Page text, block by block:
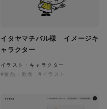
イタヤマチバル様 イメージキ
ャラクター
イラスト・キャラクター
#食品・飲食
#イラスト